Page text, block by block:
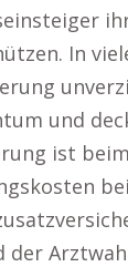
In
und
ist
der